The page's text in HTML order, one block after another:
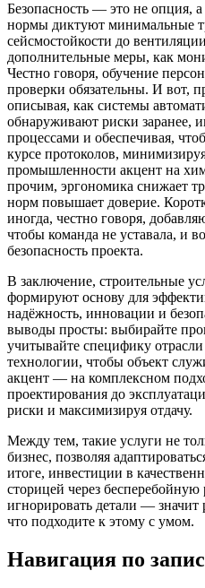
Безопасность — это не опция,
нормы диктуют минимальные
сейсмостойкости до
дополнительные меры, как
Честно говоря, обучение
проверки обязательны. И вот,
описывая, как системы
обнаруживают риски заранее,
процессами и обеспечивая,
курсе протоколов,
промышленности акцент на
прочим, эргономика снижает
норм повышает доверие.
иногда, честно говоря,
чтобы команда не уставала, и
безопасность проекта.
В заключение, строительные
формируют основу для
надёжность, инновации и
выводы просты: выбирайте
учитывайте специфику
технологии, чтобы объект
акцент — на комплексном
проектирования до
риски и максимизируя отдачу.
Между тем, такие услуги не
бизнес, позволяя
итоге, инвестиции в
сторицей через бесперебойную
игнорировать детали — значит
что подходите к этому с умом.
Навигация по